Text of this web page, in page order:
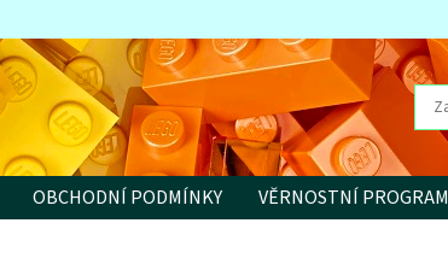
OBCHODNÍ PODMÍNKY VĚRNOSTNÍ PROGRAM